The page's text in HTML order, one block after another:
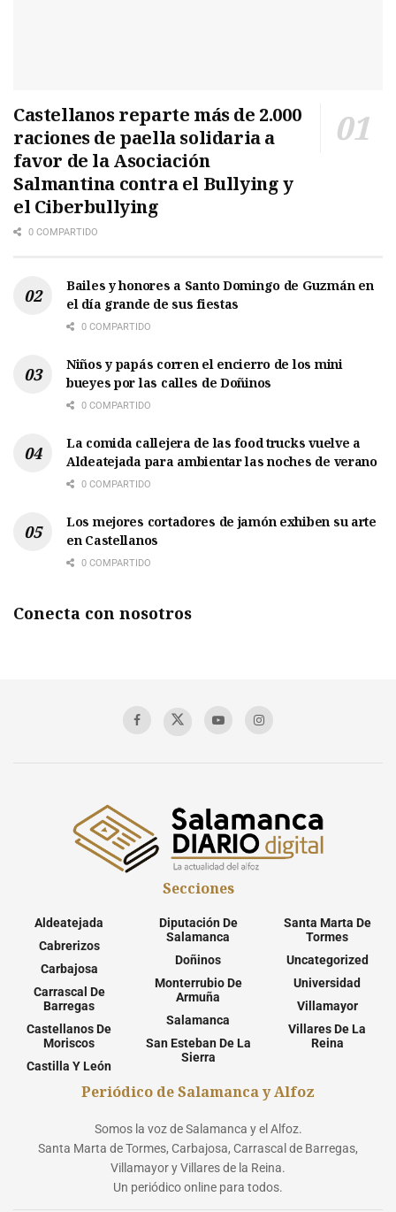
Castellanos reparte más de 2.000
raciones de paella solidaria a
favor de la Asociación
Salmantina contra el Bullying y
el Ciberbullying
0 COMPARTIDO
Bailes y honores a Santo Domingo de Guzmán en
el día grande de sus fiestas
0 COMPARTIDO
Niños y papás corren el encierro de los mini
bueyes por las calles de Doñinos
0 COMPARTIDO
La comida callejera de las food trucks vuelve a
Aldeatejada para ambientar las noches de verano
0 COMPARTIDO
Los mejores cortadores de jamón exhiben su arte
en Castellanos
0 COMPARTIDO
Conecta con nosotros
Secciones
Aldeatejada
Cabrerizos
Carbajosa
Carrascal De
Barregas
Castellanos De
Moriscos
Castilla Y León
Diputación De
Salamanca
Doñinos
Monterrubio De
Armuña
Salamanca
San Esteban De La
Sierra
Santa Marta De
Tormes
Uncategorized
Universidad
Villamayor
Villares De La
Reina
Periódico de Salamanca y Alfoz
Somos la voz de Salamanca y el Alfoz.
Santa Marta de Tormes, Carbajosa, Carrascal de Barregas,
Villamayor y Villares de la Reina.
Un periódico online para todos.